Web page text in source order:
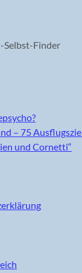
Selbst-Finder
– 75
und Cornetti“